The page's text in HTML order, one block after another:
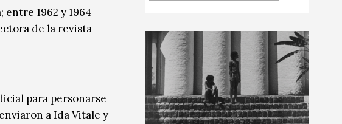
1962 y 1964
de la revista
para personarse
a Ida Vitale y